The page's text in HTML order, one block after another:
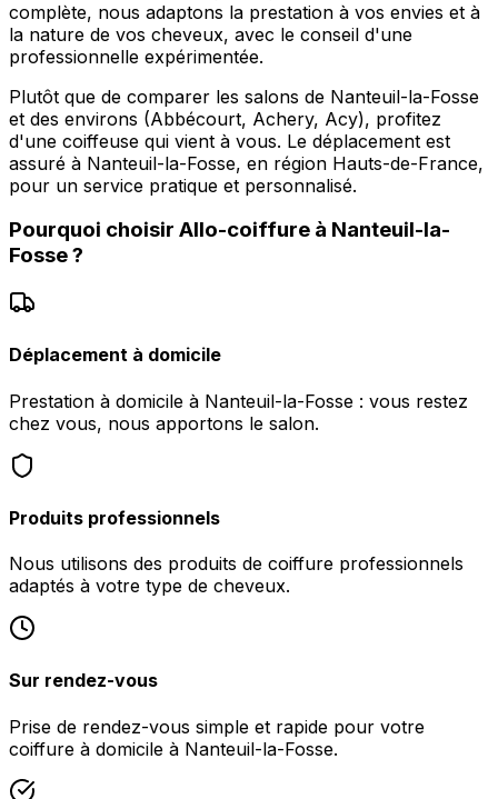
complète, nous adaptons la prestation à vos envies et à
la nature de vos cheveux, avec le conseil d'une
professionnelle expérimentée.
Plutôt que de comparer les salons de Nanteuil-la-Fosse
et des environs (Abbécourt, Achery, Acy), profitez
d'une coiffeuse qui vient à vous. Le déplacement est
assuré à Nanteuil-la-Fosse, en région Hauts-de-France,
pour un service pratique et personnalisé.
Pourquoi choisir Allo-coiffure à Nanteuil-la-
Fosse?
Déplacement à domicile
Prestation à domicile à Nanteuil-la-Fosse : vous restez
chez vous, nous apportons le salon.
Produits professionnels
Nous utilisons des produits de coiffure professionnels
adaptés à votre type de cheveux.
Sur rendez-vous
Prise de rendez-vous simple et rapide pour votre
coiffure à domicile à Nanteuil-la-Fosse.